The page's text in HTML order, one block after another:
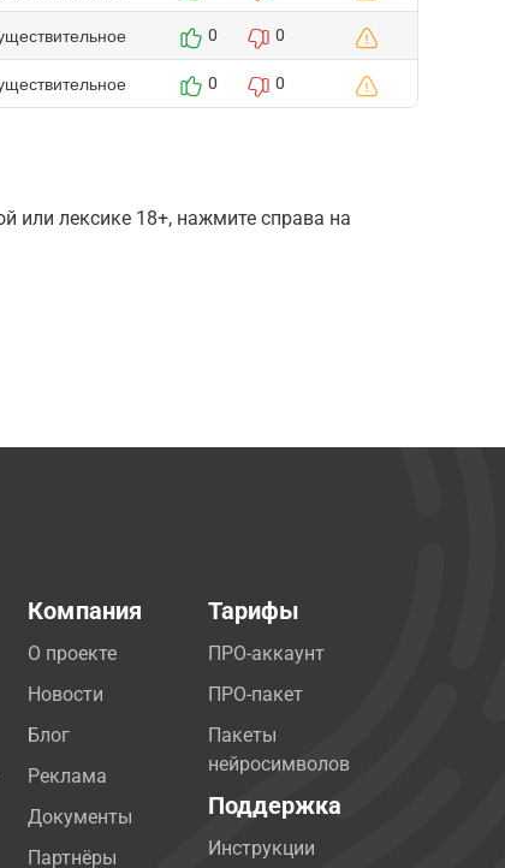
0 0
0 0
или лексике 18+, нажмите справа на
Компания
О проекте
Новости
Блог
Реклама
Документы
Партнёры
Тарифы
ПРО-аккаунт
ПРО-пакет
Пакеты
нейросимволов
Поддержка
Инструкции